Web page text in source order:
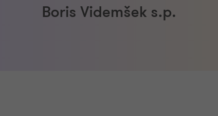
Boris Videmšek s.p.